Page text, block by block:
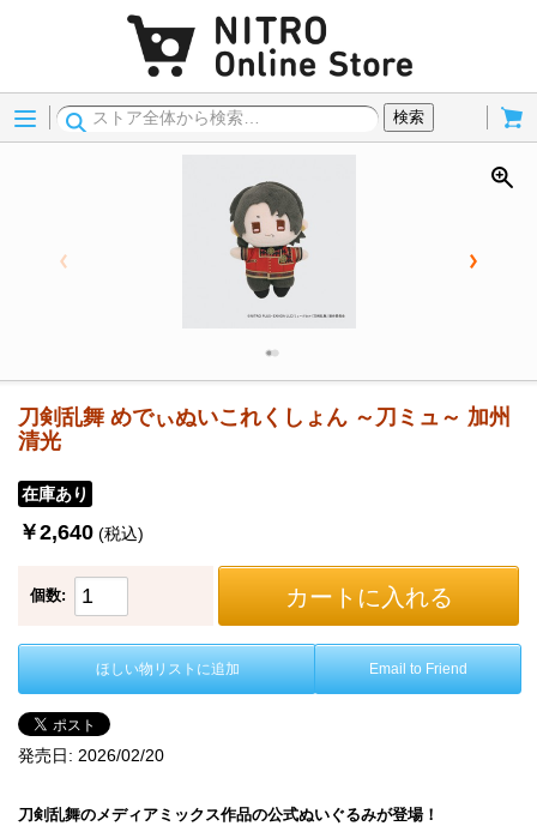
Menu
検索
刀剣乱舞 めでぃぬいこれくしょん ～刀ミュ～ 加州
清光
在庫あり
￥2,640 (税込)
個数: カートに入れる
ほしい物リストに追加 Email to Friend
発売日: 2026/02/20
刀剣乱舞のメディアミックス作品の公式ぬいぐるみが登場！